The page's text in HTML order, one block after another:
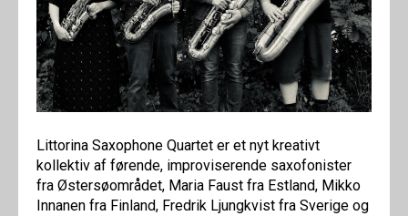
Littorina Saxophone Quartet er et nyt kreativt
kollektiv af førende, improviserende saxofonister
fra Østersøområdet, Maria Faust fra Estland, Mikko
Innanen fra Finland, Fredrik Ljungkvist fra Sverige og